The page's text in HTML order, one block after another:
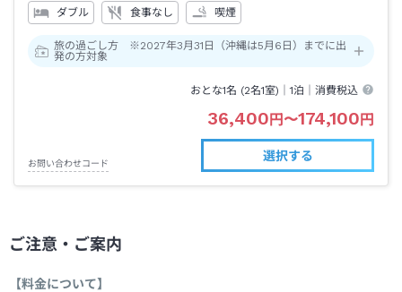
ダブル 食事なし 喫煙
旅の過ごし方 ※2027年3月31日（沖縄は5月6日）までに出
発の方対象
おとな1名 (2名1室)｜1泊 ｜消費税込
36,400 円 〜174,100 円
お問い合わせコード
選択する
ご注意・ご案内
【料金について】